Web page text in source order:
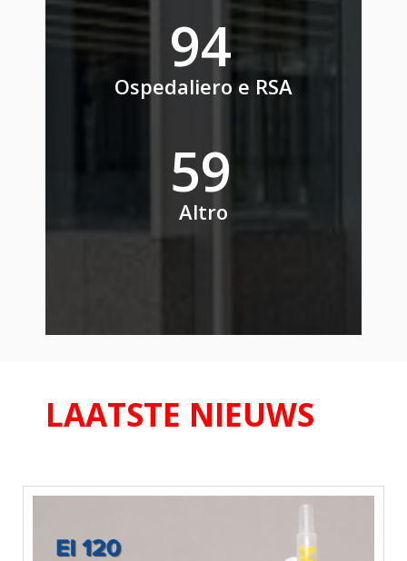
121
Ospedaliero e RSA
77
Altro
LAATSTE NIEUWS